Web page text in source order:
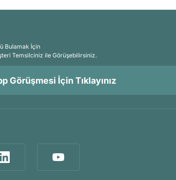
Bulamak İçin
Temsilciniz ile Görüşebilirsiniz.
Görüşmesi İçin Tıklayınız